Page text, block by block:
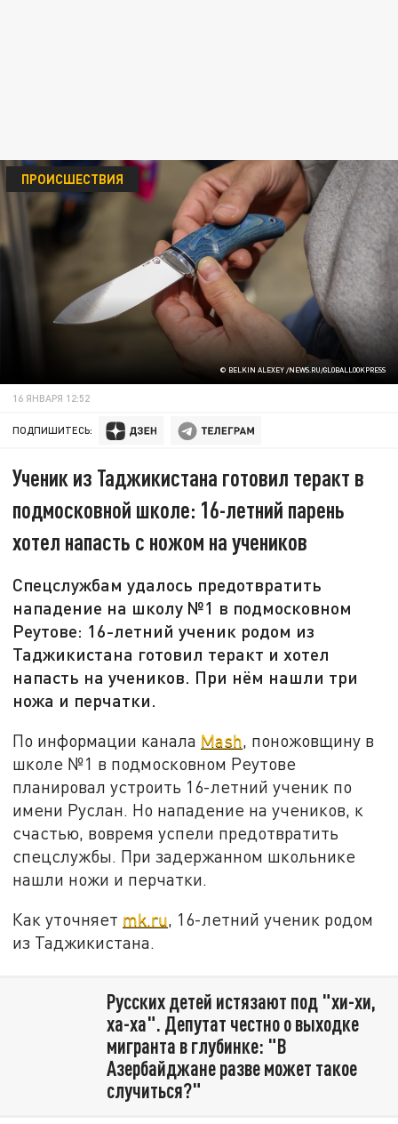
© BELKIN ALEXEY /NEWS.RU/GLOBALLOOKPRESS
ПРОИСШЕСТВИЯ
16 ЯНВАРЯ 12:52
ПОДПИШИТЕСЬ:
Ученик из Таджикистана готовил теракт в
подмосковной школе: 16-летний парень
хотел напасть с ножом на учеников
Спецслужбам удалось предотвратить
нападение на школу №1 в подмосковном
Реутове: 16-летний ученик родом из
Таджикистана готовил теракт и хотел
напасть на учеников. При нём нашли три
ножа и перчатки.
По информации канала Mash, поножовщину в
школе №1 в подмосковном Реутове
планировал устроить 16-летний ученик по
имени Руслан. Но нападение на учеников, к
счастью, вовремя успели предотвратить
спецслужбы. При задержанном школьнике
нашли ножи и перчатки.
Как уточняет mk.ru, 16-летний ученик родом
из Таджикистана.
Русских детей истязают под "хи-хи,
ха-ха". Депутат честно о выходке
мигранта в глубинке: "В
Азербайджане разве может такое
случиться?"